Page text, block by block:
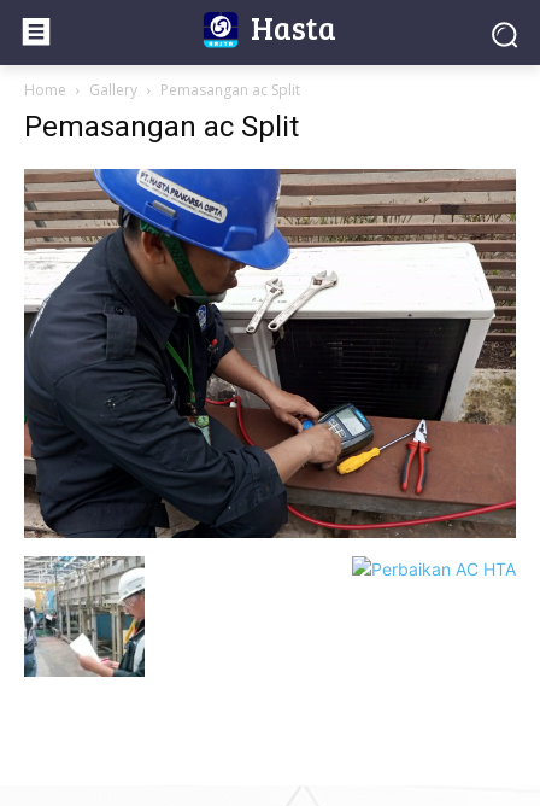
Hasta
Home Gallery Pemasangan ac Split
Pemasangan ac Split